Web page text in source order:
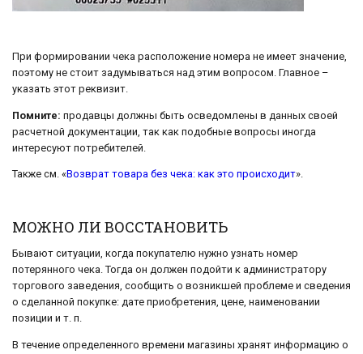
При формировании чека расположение номера не имеет значение,
поэтому не стоит задумываться над этим вопросом. Главное –
указать этот реквизит.
Помните: продавцы должны быть осведомлены в данных своей
расчетной документации, так как подобные вопросы иногда
интересуют потребителей.
Также см. «Возврат товара без чека: как это происходит».
МОЖНО ЛИ ВОССТАНОВИТЬ
Бывают ситуации, когда покупателю нужно узнать номер
потерянного чека. Тогда он должен подойти к администратору
торгового заведения, сообщить о возникшей проблеме и сведения
о сделанной покупке: дате приобретения, цене, наименовании
позиции и т. п.
В течение определенного времени магазины хранят информацию о